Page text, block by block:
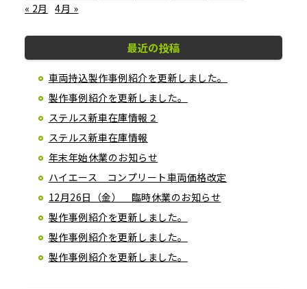
« 2月
4月 »
最近の投稿
車両持込製作事例紹介を更新しました。
製作事例紹介を更新しました。
ステルス新車在庫情報２
ステルス新車在庫情報
年末年始休業のお知らせ
ハイエース コンプリート車両価格改定
12月26日（金） 臨時休業のお知らせ
製作事例紹介を更新しました。
製作事例紹介を更新しました。
製作事例紹介を更新しました。